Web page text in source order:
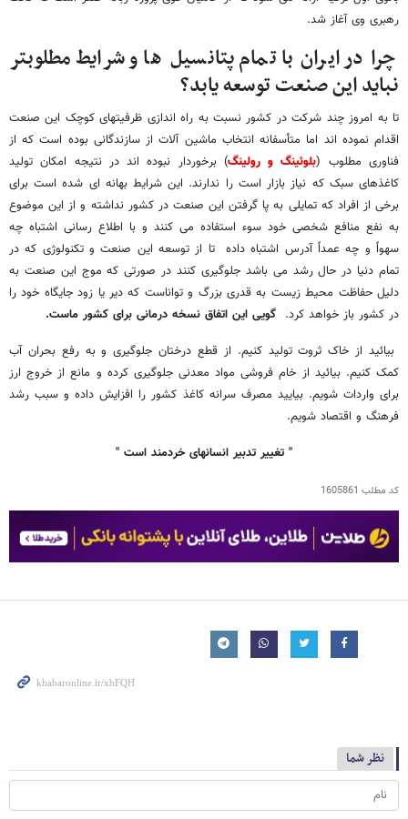
رهبری وی آغاز شد.
چرا در ایران با تمام پتانسیل ها و شرایط مطلوبتر
نباید این صنعت توسعه یابد؟
تا به امروز چند شرکت در کشور نسبت به راه اندازی ظرفیتهای کوچک این صنعت
اقدام نموده اند اما متأسفانه انتخاب ماشین آلات از سازندگانی بوده است که از
فناوری مطلوب (بلوئینگ و رولینگ) برخوردار نبوده اند در نتیجه امکان تولید
کاغذهای سبک که نیاز بازار است را ندارند. این شرایط بهانه ای شده است برای
برخی از افراد که تمایلی به پا گرفتن این صنعت در کشور نداشته و از این موضوع
به نفع منافع شخصی خود سوء استفاده می کنند و با اطلاع رسانی اشتباه چه
سهواً و چه عمداً آدرس اشتباه داده تا از توسعه این صنعت و تکنولوژی که در
تمام دنیا در حال رشد می باشد جلوگیری کنند در صورتی که موج این صنعت به
دلیل حفاظت محیط زیست به قدری بزرگ و تواناست که دیر یا زود جایگاه خود را
در کشور باز خواهد کرد. گویی این اتفاق نسخه درمانی برای کشور ماست.
بیائید از خاک ثروت تولید کنیم. از قطع درختان جلوگیری و به رفع بحران آب
کمک کنیم. بیائید از خام فروشی مواد معدنی جلوگیری کرده و مانع از خروج ارز
برای واردات شویم. بیایید مصرف سرانه کاغذ کشور را افزایش داده و سبب رشد
فرهنگ و اقتصاد شویم.
" تغییر تدبیر انسانهای خردمند است "
کد مطلب 1605861
نظر شما